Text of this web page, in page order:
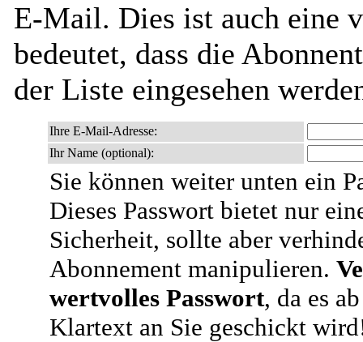
E-Mail. Dies ist auch eine
bedeutet, dass die
der Liste eingesehen
Ihre E-Mail-Adresse:
Ihr Name (optional):
Sie können weiter unten ein
Dieses Passwort bietet nur
Sicherheit, sollte aber
Abonnement manipulieren.
wertvolles Passwort, da es
Klartext an Sie geschickt